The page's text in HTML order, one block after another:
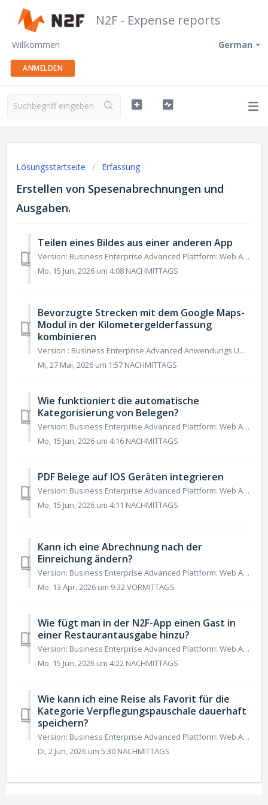
N2F - Expense reports
German
Willkommen
ANMELDEN
Lösungsstartseite Erfassung
Erstellen von Spesenabrechnungen und
Ausgaben.
Teilen eines Bildes aus einer anderen App
Version: Business Enterprise Advanced Plattform: Web Android IOS Rolle: Benutzer Manager Buchhalter Administrator Es ist jetzt möglich, ein Belegfoto au...
Mo, 15 Jun, 2026 um 4:08 NACHMITTAGS
Bevorzugte Strecken mit dem Google Maps-
Modul in der Kilometergelderfassung
kombinieren
Version : Business Enterprise Advanced Anwendungs Umgebung : Web Android IOS Rolle: Benutzer Manager Buchhalter Administrator Es ist nun möglich, bevorz...
Mi, 27 Mai, 2026 um 1:57 NACHMITTAGS
Wie funktioniert die automatische
Kategorisierung von Belegen?
Version: Business Enterprise Advanced Plattform: Web Android IOS Rolle: Benutzer Manager Buchhalter Administrator N2F ermöglicht es Ihnen , die Reisekos...
Mo, 15 Jun, 2026 um 4:16 NACHMITTAGS
PDF Belege auf IOS Geräten integrieren
Version: Business Enterprise Advanced Plattform: Web Android IOS Rolle: Benutzer Manager Buchhalter Administrator Es ist jetzt möglich, ein PDF-Dokum...
Mo, 15 Jun, 2026 um 4:11 NACHMITTAGS
Kann ich eine Abrechnung nach der
Einreichung ändern?
Version: Business Enterprise Advanced Plattform: Web Android IOS Rolle: Benutzer Manager Buchhalter Administrator Nach dem Einreichen einer Reiseko...
Mo, 13 Apr, 2026 um 9:32 VORMITTAGS
Wie fügt man in der N2F-App einen Gast in
einer Restaurantausgabe hinzu?
Version: Business Enterprise Advanced Plattform: Web Android IOS Rolle: Benutzer Manager Buchhalter Administrator Bei der Eingabe einer Restaurant- oder...
Mo, 15 Jun, 2026 um 4:22 NACHMITTAGS
Wie kann ich eine Reise als Favorit für die
Kategorie Verpflegungspauschale dauerhaft
speichern?
Version: Business Enterprise Advanced Plattform: Web Android IOS Rolle: Benutzer Manager Buchhalter Administrator N2F stellt Ihnen jetzt die Möglichkeit...
Di, 2 Jun, 2026 um 5:30 NACHMITTAGS